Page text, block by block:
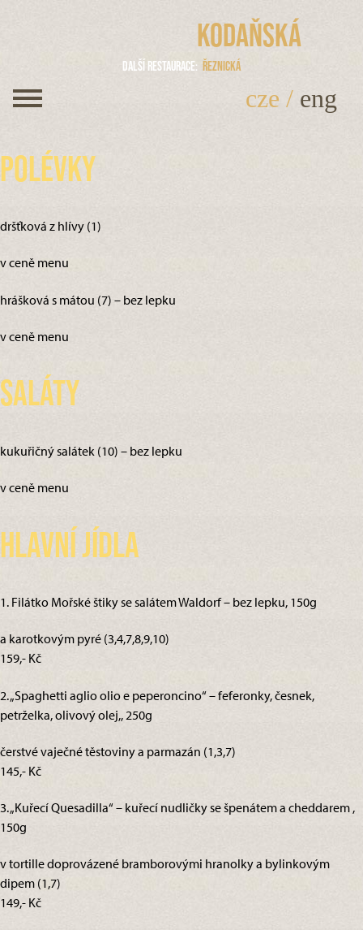
Kodaňská
Další restaurace Řeznická
cze / eng
Polévky
dršťková z hlívy (1)
v ceně menu
hrášková s mátou (7) – bez lepku
v ceně menu
Saláty
kukuřičný salátek (10) – bez lepku
v ceně menu
Hlavní jídla
1. Filátko Mořské štiky se salátem Waldorf – bez lepku, 150g
a karotkovým pyré (3,4,7,8,9,10)
159,- Kč
2. „Spaghetti aglio olio e peperoncino“ – feferonky, česnek,
petrželka, olivový olej,, 250g
čerstvé vaječné těstoviny a parmazán (1,3,7)
145,- Kč
3. „Kuřecí Quesadilla“ – kuřecí nudličky se špenátem a cheddarem ,
150g
v tortille doprovázené bramborovými hranolky a bylinkovým
dipem (1,7)
149,- Kč